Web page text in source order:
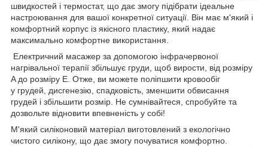
швидкостей і термостат, що дає змогу підібрати ідеальне
настроювання для вашої конкретної ситуації. Він має м'який і
комфортний корпус із якісного пластику, який надає
максимально комфортне використання.
Електричний масажер за допомогою інфрачервоної
нагрівальної терапії збільшує груди, щоб вирости, від розміру
A до розміру E. Отже, ви можете поліпшити кровообіг
у грудей, дисгенезію, спадковість, зменшити обвисання
грудей і збільшити розмір. Не сумнівайтеся, спробуйте та
дозвольте відновити впевненість у собі!
М'який силіконовий матеріал виготовлений з екологічно
чистого силікону, що дає змогу почуватися комфортно.